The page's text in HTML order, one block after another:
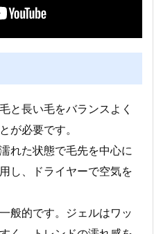
と長い毛をバランスよく
が必要です。
れた状態で毛先を中心に
し、ドライヤーで空気を
般的です。ジェルはワッ